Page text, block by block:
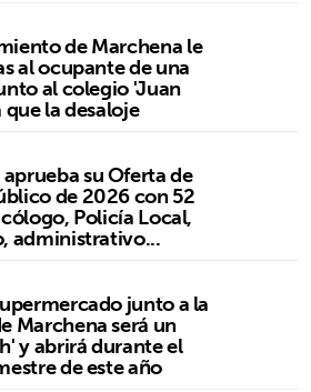
de Marchena le
al ocupante de una
al colegio 'Juan
la desaloje
su Oferta de
de 2026 con 52
Policía Local,
administrativo...
junto a la
Marchena será un
y abrirá durante el
de este año